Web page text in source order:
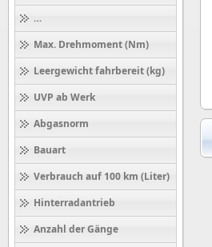
Höchstgeschwindigkeit (km/h)
Max. Drehmoment (Nm)
Leergewicht fahrbereit (kg)
UVP ab Werk
Abgasnorm
Bauart
Verbrauch auf 100 km (Liter)
Hinterradantrieb
Anzahl der Gänge